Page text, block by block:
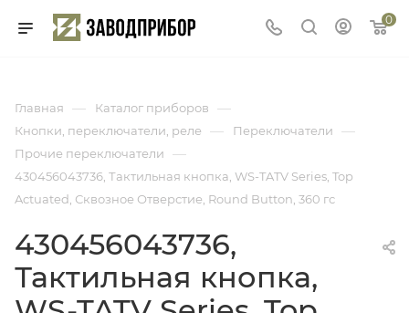
0
Главная — Каталог приборов —
Кнопки, переключатели, реле — Переключатели —
Прочие переключатели —
430456043736, Тактильная кнопка, WS-TATV Series, Top
Actuated, Сквозное Отверстие, Round Button, 360 гс
430456043736,
Тактильная кнопка,